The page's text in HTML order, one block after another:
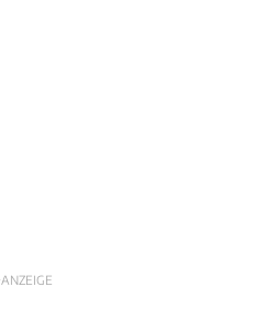
ANZEIGE